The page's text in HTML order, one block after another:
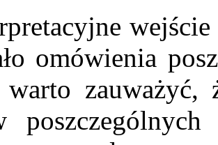
wejście
omówienia
warto zauważyć,